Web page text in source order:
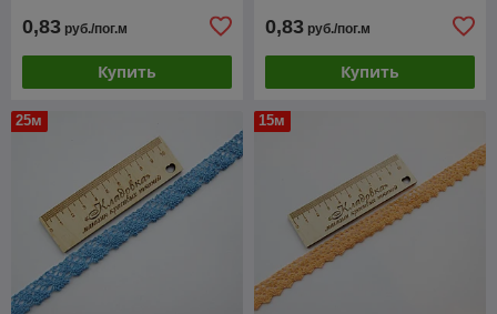
0,83 руб./пог.м
Купить
0,83 руб./пог.м
Купить
25м 15м